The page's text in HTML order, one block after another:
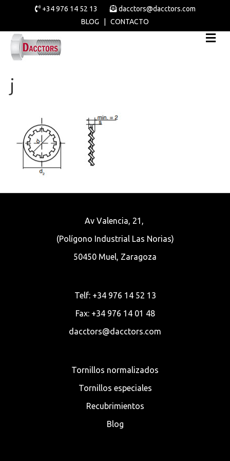
+34 976 14 52 13
dacctors@dacctors.com
BLOG
CONTACTO
j
Av Valencia, 21,
(Polígono Industrial Las Norias)
50450 Muel, Zaragoza
Telf: +34 976 14 52 13
Fax: +34 976 14 01 48
dacctors@dacctors.com
Tornillos normalizados
Tornillos especiales
Recubrimientos
Blog